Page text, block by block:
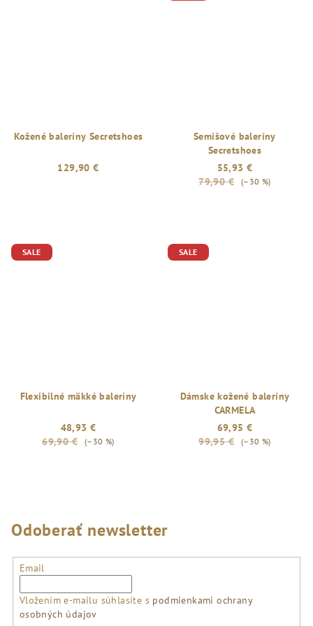
Kožené baleríny Secretshoes
129,90 €
Semišové baleríny
Secretshoes
55,93 €
79,90 €
(–30 %)
SALE
Flexibilné mäkké baleríny
48,93 €
69,90 €
(–30 %)
SALE
Dámske kožené baleríny
CARMELA
69,95 €
99,95 €
(–30 %)
Odoberať newsletter
Email
Vložením e-mailu súhlasíte s podmienkami ochrany
osobných údajov